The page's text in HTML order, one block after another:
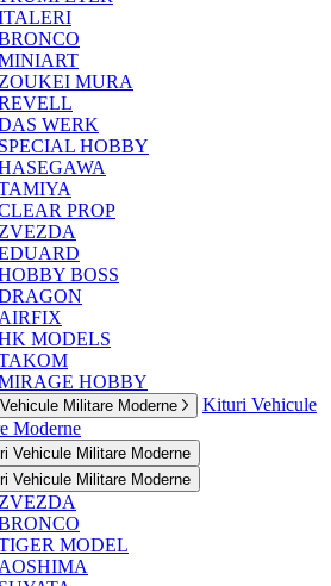
ZOUKEI MURA
WERK
SPECIAL HOBBY
PROP
ZVEZDA
BOSS
AIRFIX
MODELS
HOBBY
Militare Moderne
Kituri Vehicule
Moderne
Vehicule Militare Moderne
Vehicule Militare Moderne
ZVEZDA
MODEL
AOSHIMA